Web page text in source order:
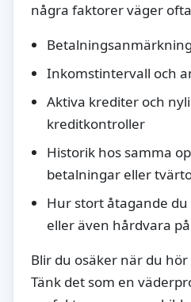
några faktorer väger
Inkomstintervall och
Aktiva krediter och
kreditkontroller
Historik hos samma
betalningar eller
Hur stort åtagande du
eller även hårdvara
Blir du osäker när du hör
Tänk det som en